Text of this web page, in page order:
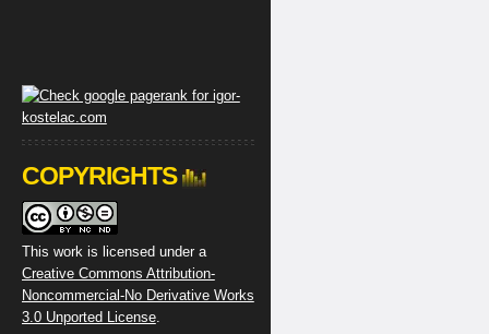
COPYRIGHTS
This work is licensed under a
Creative Commons Attribution-
Noncommercial-No Derivative Works
3.0 Unported License.